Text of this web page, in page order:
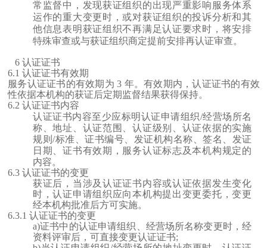
常监督中，发现获证组织的出现严重影响服务体系
运作的重大变更时，或对获证组织的投诉分析和其
他信息表明获证组织不再满足认证要求时，将安排
特殊审查或与获证组织商定提前安排再认证审查。
6 认证证书
6.1 认证证书有效期
服务认证证书的有效期为 3 年。有效期内，认证证书的有效
性依据本机构的获证后定期监督结果获得保持。
6.2 认证证书内容
认证证书内容至少应标明认证申请组织/经营场所名
称、地址、认证范围、认证级别、认证依据的实施
规则/标准、证书编号、发证机构名称、签名、发证
日期、证书有效期，服务认证标志及本机构规定的
内容。
6.3 认证证书的变更
获证后，当涉及认证证书内容或认证依据发生变化
时，认证申请组织应向本机构提出变更委托，变更
经本机构批准后方可实施。
6.3.1 认证证书的变更
a)证书中的认证申请组织、经营场所名称变更时，经
资料评审后，可直接变更认证证书;